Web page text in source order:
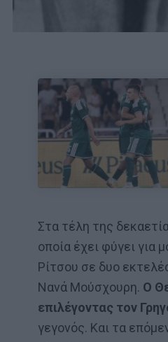
Στα τέλη της
οποία έχει φύγει για
Ρίτσου σε δυο
Νανά Μούσχουρη. Ο
επιλέγοντας τον
γεγονός. Και τα